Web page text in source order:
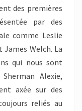
des premières
par des
comme Leslie
Welch. La
qui nous sont
Alexie,
axée sur des
reliés au